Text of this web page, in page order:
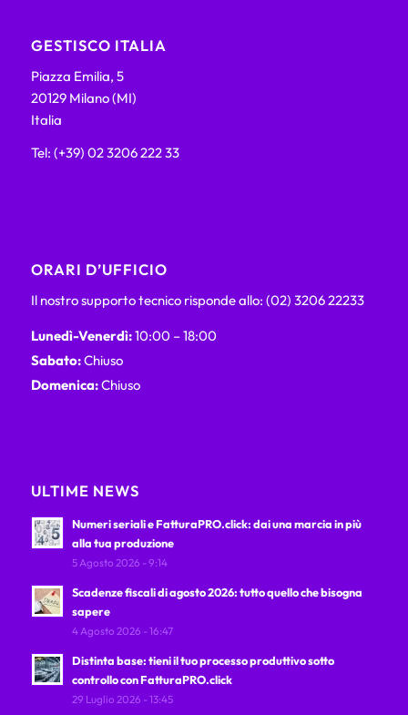
GESTISCO ITALIA
Piazza Emilia, 5
20129 Milano (MI)
Italia
Tel: (+39) 02 3206 222 33
ORARI D’UFFICIO
Il nostro supporto tecnico risponde allo: (02) 3206 22233
Lunedì-Venerdì:10:00 – 18:00
Sabato:Chiuso
Domenica:Chiuso
ULTIME NEWS
Numeri seriali e FatturaPRO.click: dai una marcia in più
alla tua produzione
5 Agosto 2026 - 9:14
Scadenze fiscali di agosto 2026: tutto quello che bisogna
sapere
4 Agosto 2026 - 16:47
Distinta base: tieni il tuo processo produttivo sotto
controllo con FatturaPRO.click
29 Luglio 2026 - 13:45